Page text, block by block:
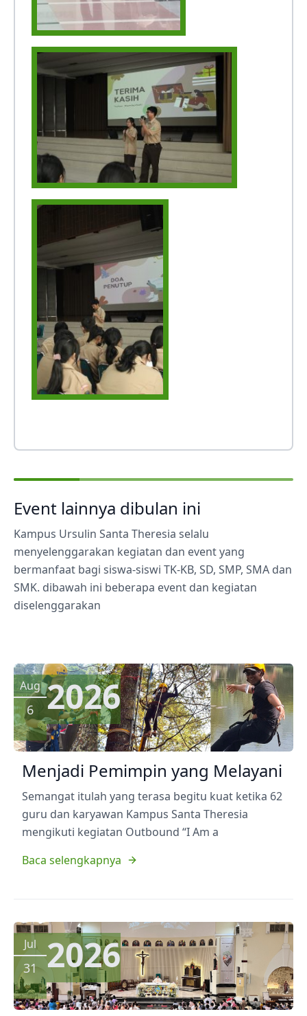
Event lainnya dibulan ini
Kampus Ursulin Santa Theresia selalu
menyelenggarakan kegiatan dan event yang
bermanfaat bagi siswa-siswi TK-KB, SD, SMP, SMA dan
SMK. dibawah ini beberapa event dan kegiatan
diselenggarakan
Aug
6 2026
Menjadi Pemimpin yang Melayani
Semangat itulah yang terasa begitu kuat ketika 62
guru dan karyawan Kampus Santa Theresia
mengikuti kegiatan Outbound “I Am a
Baca selengkapnya
Jul
31 2026